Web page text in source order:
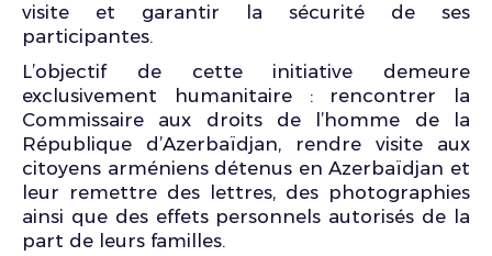
visite et garantir la sécurité de ses
participantes.
L’objectif de cette initiative demeure
exclusivement humanitaire : rencontrer la
Commissaire aux droits de l’homme de la
République d’Azerbaïdjan, rendre visite aux
citoyens arméniens détenus en Azerbaïdjan et
leur remettre des lettres, des photographies
ainsi que des effets personnels autorisés de la
part de leurs familles.